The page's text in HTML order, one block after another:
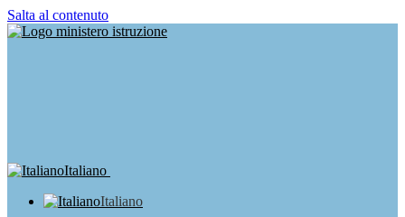
Salta al contenuto
Italiano
Italiano